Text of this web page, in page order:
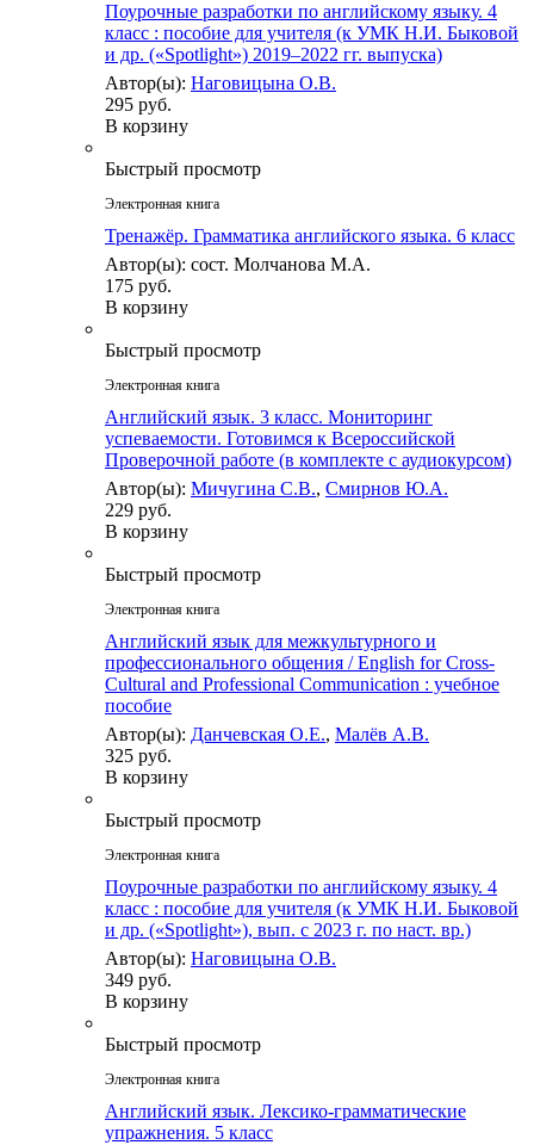
Поурочные разработки по английскому языку. 4
класс : пособие для учителя (к УМК Н.И. Быковой
и др. («Spotlight») 2019–2022 гг. выпуска)
Автор(ы): Наговицына О.В.
295 руб.
В корзину
Быстрый просмотр
Электронная книга
Тренажёр. Грамматика английского языка. 6 класс
Автор(ы): сост. Молчанова М.А.
175 руб.
В корзину
Быстрый просмотр
Электронная книга
Английский язык. 3 класс. Мониторинг
успеваемости. Готовимся к Всероссийской
Проверочной работе (в комплекте с аудиокурсом)
Автор(ы): Мичугина С.В., Смирнов Ю.А.
229 руб.
В корзину
Быстрый просмотр
Электронная книга
Английский язык для межкультурного и
профессионального общения / English for Cross-
Cultural and Professional Communication : учебное
пособие
Автор(ы): Данчевская О.Е., Малёв А.В.
325 руб.
В корзину
Быстрый просмотр
Электронная книга
Поурочные разработки по английскому языку. 4
класс : пособие для учителя (к УМК Н.И. Быковой
и др. («Spotlight»), вып. с 2023 г. по наст. вр.)
Автор(ы): Наговицына О.В.
349 руб.
В корзину
Быстрый просмотр
Электронная книга
Английский язык. Лексико-грамматические
упражнения. 5 класс